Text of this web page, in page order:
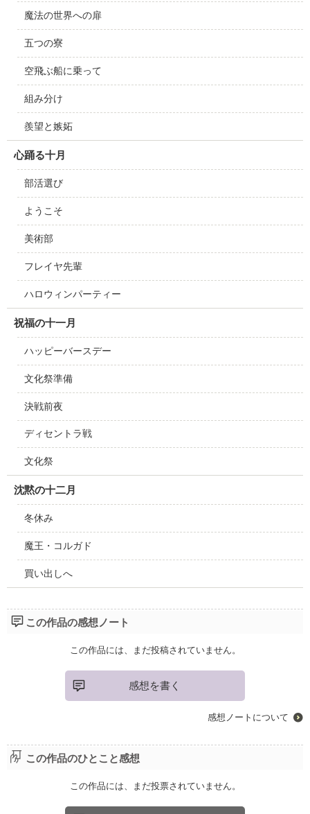
魔法の世界への扉
五つの寮
空飛ぶ船に乗って
組み分け
羨望と嫉妬
心踊る十月
部活選び
ようこそ
美術部
フレイヤ先輩
ハロウィンパーティー
祝福の十一月
ハッピーバースデー
文化祭準備
決戦前夜
ディセントラ戦
文化祭
沈黙の十二月
冬休み
魔王・コルガド
買い出しへ
この作品の感想ノート
この作品には、まだ投稿されていません。
感想を書く
感想ノートについて
この作品のひとこと感想
この作品には、まだ投票されていません。